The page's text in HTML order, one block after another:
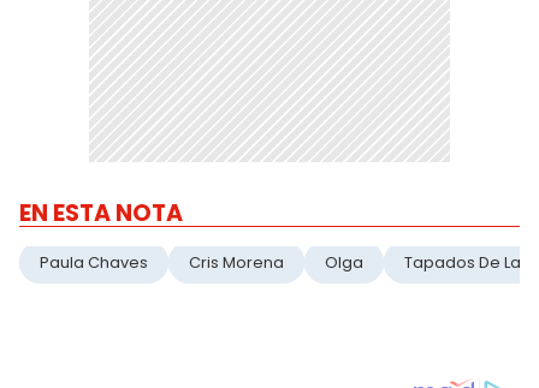
EN ESTA NOTA
Paula Chaves Cris Morena Olga Tapados De